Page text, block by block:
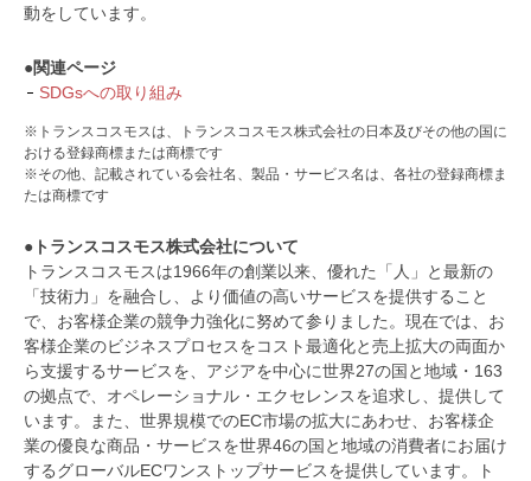
動をしています。
●関連ページ
SDGsへの取り組み
※トランスコスモスは、トランスコスモス株式会社の日本及びその他の国に
おける登録商標または商標です
※その他、記載されている会社名、製品・サービス名は、各社の登録商標ま
たは商標です
●トランスコスモス株式会社について
トランスコスモスは1966年の創業以来、優れた「人」と最新の
「技術力」を融合し、より価値の高いサービスを提供すること
で、お客様企業の競争力強化に努めて参りました。現在では、お
客様企業のビジネスプロセスをコスト最適化と売上拡大の両面か
ら支援するサービスを、アジアを中心に世界27の国と地域・163
の拠点で、オペレーショナル・エクセレンスを追求し、提供して
います。また、世界規模でのEC市場の拡大にあわせ、お客様企
業の優良な商品・サービスを世界46の国と地域の消費者にお届け
するグローバルECワンストップサービスを提供しています。ト